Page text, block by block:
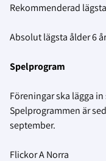
Rekommenderad
Absolut lägsta ålder 6
Spelprogram
Föreningar ska lägga
Spelprogrammen är
september.
Flickor A Norra